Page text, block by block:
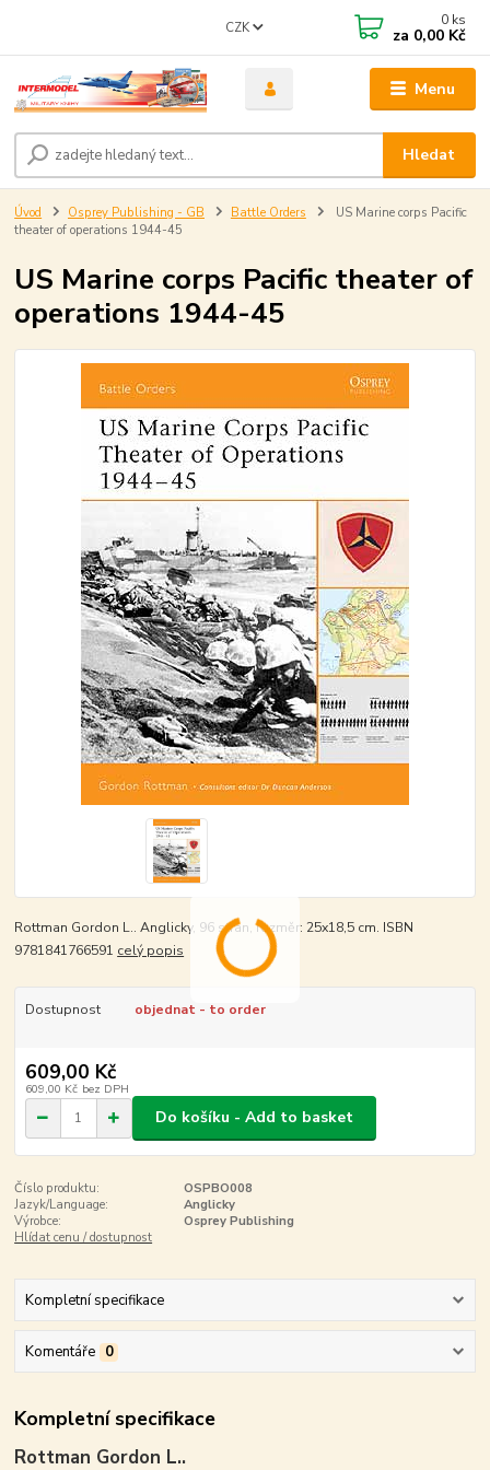
Menu
CZK
Hledat
0 ks
za 0,00 Kč
Úvod Osprey Publishing - GB Battle Orders
US Marine corps Pacific
theater of operations 1944-45
US Marine corps Pacific theater of
operations 1944-45
Rottman Gordon L.. Anglicky, 96 stran, rozměr: 25x18,5 cm. ISBN
9781841766591 celý popis
Dostupnost objednat - to order
609,00 Kč
609,00 Kč bez DPH
Do košíku - Add to basket
Číslo produktu:
OSPBO008
Jazyk/Language:
Anglicky
Výrobce:
Osprey Publishing
Hlídat cenu / dostupnost
Kompletní specifikace
Komentáře 0
Kompletní specifikace
Rottman Gordon L..